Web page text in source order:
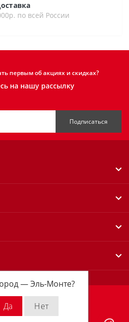
—Эль-Монте?
по всей России
первым об акциях и скидках?
на нашу рассылку
Подписаться
Russia © 2026